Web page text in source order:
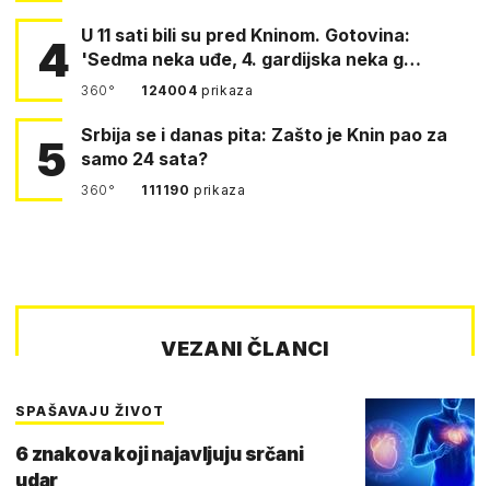
4 U 11 sati bili su pred Kninom. Gotovina:
'Sedma neka uđe, 4. gardijska neka g…
360° 124004prikaza
5
Srbija se i danas pita: Zašto je Knin pao za
samo 24 sata?
360° 111190prikaza
VEZANI ČLANCI
SPAŠAVAJU ŽIVOT
6 znakova koji najavljuju srčani
udar